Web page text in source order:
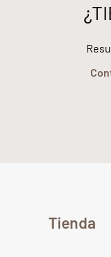
Tienda